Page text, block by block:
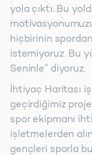
yola çıktı. Bu
hiçbirinin spordan
istemiyoruz. Bu
Seninle” diyoruz.
İhtiyaç Haritası
geçirdiğimiz
spor ekipmanı
işletmelerden
gençleri sporla